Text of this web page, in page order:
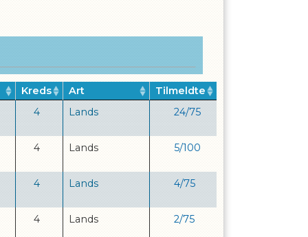
Kreds Art
Tilmeldte
4
Lands 24/75
4 Lands 5/100
4 Lands 4/75
4 Lands 2/75